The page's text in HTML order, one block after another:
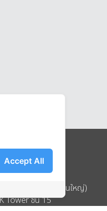
สตาร์ จำกัด (สำนักงานใหญ่)
Tower ชั้น 15
Accept All